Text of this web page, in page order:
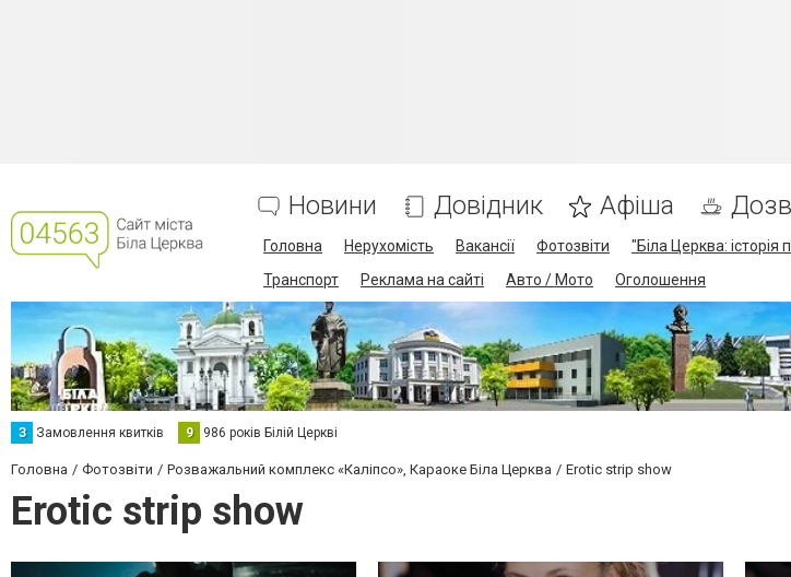
Новини Довідник Афіша
Головна Нерухомість Вакансії Фотозвіти "Біла Церква: історія
Транспорт
Реклама на сайті Авто / Мото Оголошення
З Замовлення квитків 9 986 років Білій Церкві
Головна Фотозвіти Розважальний комплекс «Каліпсо», Караоке Біла Церква Erotic strip show
Erotic strip show